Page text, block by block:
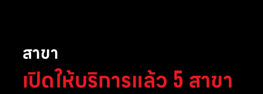
สาขา
เปิดให้บริการแล้ว 5 สาขา